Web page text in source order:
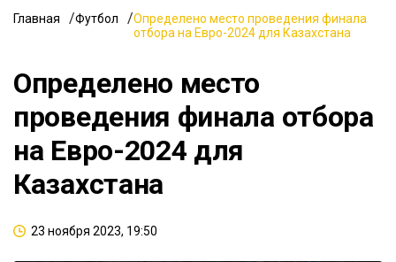
Главная Футбол
Определено место проведения финала
отбора на Евро-2024 для Казахстана
Определено место
проведения финала отбора
на Евро-2024 для
Казахстана
23 ноября 2023, 19:50